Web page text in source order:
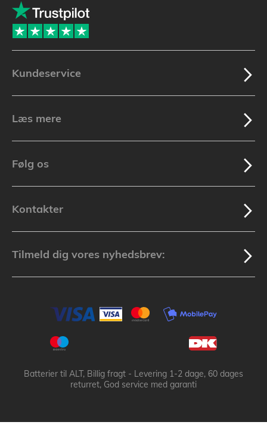
Kundeservice
Læs mere
Følg os
Kontakter
Tilmeld dig vores nyhedsbrev:
Batterier til ALT, Billig fragt - Levering 1-2 dage, 60 dages
returret, God service med garanti